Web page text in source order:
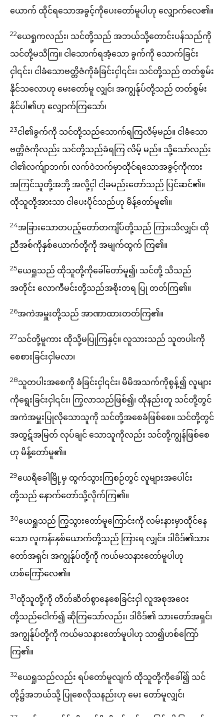
ယောက် ထိုင်ရသောအခွင့်ကိုပေးတော်မူပါဟု လျှောက်လေ၏။
22ယေရှုကလည်း၊ သင်တို့သည် အဘယ်သို့တောင်းပန်သည်ကို
သင်တို့မသိကြ။ ငါသောက်ရအံ့သော ခွက်ကို သောက်ခြင်း
ငှါ၎င်း၊ ငါခံသောဗတ္တိဇံကိုခံခြင်းငှါ၎င်း၊ သင်တို့သည် တတ်စွမ်း
နိုင်သလောဟု မေးတော်မူ လျှင်၊ အကျွန်ုပ်တို့သည် တတ်စွမ်း
နိုင်ပါ၏ဟု လျှောက်ကြသော်၊
23ငါ၏ခွက်ကို သင်တို့သည်သောက်ရကြလိမ့်မည်။ ငါခံသော
ဗတ္တိဇံကိုလည်း သင်တို့သည်ခံရကြ လိမ့် မည်။ သို့သော်လည်း
ငါ၏လက်ျာဘက်၊ လက်ဝဲဘက်မှာထိုင်ရသောအခွင့်ကိုကား
အကြင်သူတို့အဘို့ အလို့ငှါ ငါ့ခမည်းတော်သည် ပြင်ဆင်၏။
ထိုသူတို့အားသာ ငါပေးပိုင်သည်ဟု မိန့်တော်မူ၏။
24အခြားသောတပည့်တော်တကျိပ်တို့သည် ကြားသိလျှင်၊ ထို
ညီအစ်ကိုနှစ်ယောက်တို့ကို အမျက်ထွက် ကြ၏။
25ယေရှုသည် ထိုသူတို့ကိုခေါ်တော်မူ၍၊ သင်တို့ သိသည်
အတိုင်း လောကီမင်းတို့သည်အစိုးတရ ပြု တတ်ကြ၏။
26အကဲအမှူးတို့သည် အာဏာထားတတ်ကြ၏။
27သင်တို့မူကား ထိုသို့မပြုကြနှင့်။ လူသားသည် သူတပါးကို
စေစားခြင်းငှါမလာ၊
28သူတပါးအစေကို ခံခြင်းငှါ၎င်း၊ မိမိအသက်ကိုစွန့်၍ လူများ
ကိုရွေးခြင်းငှါ၎င်း၊ ကြွလာသည်ဖြစ်၍၊ ထိုနည်းတူ သင်တို့တွင်
အကဲအမှူးပြုလိုသောသူကို သင်တို့အစေခံဖြစ်စေ။ သင်တို့တွင်
အထွဋ်အမြတ် လုပ်ချင် သောသူကိုလည်း သင်တို့ကျွန်ဖြစ်စေ
ဟု မိန့်တော်မူ၏။
29ယေရိခေါမြို့မှ ထွက်သွားကြစဉ်တွင် လူများအပေါင်း
တို့သည် နောက်တော်သို့လိုက်ကြ၏။
30ယေရှုသည် ကြွသွားတော်မူကြောင်းကို လမ်းနားမှာထိုင်နေ
သော လူကန်းနှစ်ယောက်တို့သည် ကြားရ လျှင်။ ဒါဝိဒ်၏သား
တော်အရှင်၊ အကျွန်ုပ်တို့ကို ကယ်မသနားတော်မူပါဟု
ဟစ်ကြော်လေ၏။
31ထိုသူတို့ကို တိတ်ဆိတ်စွာနေစေခြင်းငှါ လူအစုအဝေး
တို့သည်ငေါက်၍ ဆိုကြသော်လည်း၊ ဒါဝိဒ်၏ သားတော်အရှင်၊
အကျွန်ုပ်တို့ကို ကယ်မသနားတော်မူပါဟု သာ၍ဟစ်ကြော်
ကြ၏။
32ယေရှုသည်လည်း ရပ်တော်မူလျက် ထိုသူတို့ကိုခေါ်၍ သင်
တို့၌အဘယ်သို့ ပြုစေလိုသနည်းဟု မေး တော်မူလျှင်၊